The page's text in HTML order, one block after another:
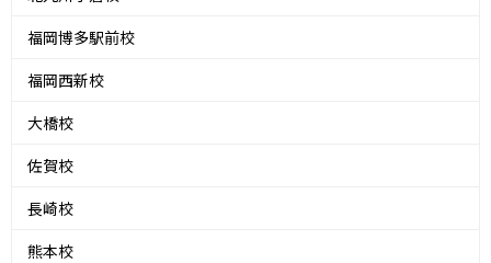
福岡博多駅前校
福岡西新校
大橋校
佐賀校
長崎校
熊本校